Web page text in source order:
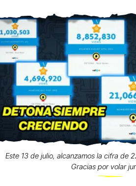
Este 13 de julio, alcanzamos la cifra de
Gracias por volar